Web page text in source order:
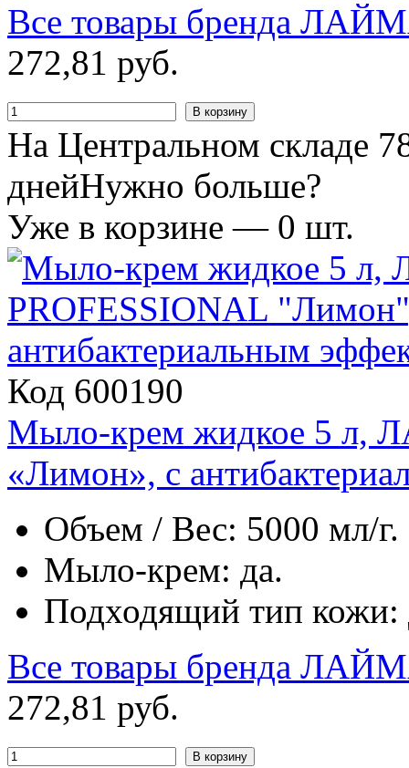
Все товары бренда
272,81 руб.
В корзину
На Центральном складе
днейНужно больше?
Уже в корзине — 0 шт.
Код 600190
Мыло-крем жидкое 5 л,
«Лимон», с
Объем / Вес: 5000 мл/г.
Мыло-крем: да.
Подходящий тип кожи:
Все товары бренда
272,81 руб.
В корзину